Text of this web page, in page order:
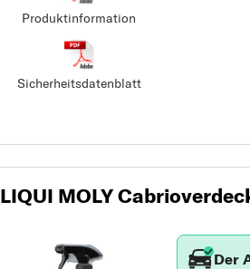
Produktinformation
Sicherheitsdatenblatt
LIQUI MOLY
Der